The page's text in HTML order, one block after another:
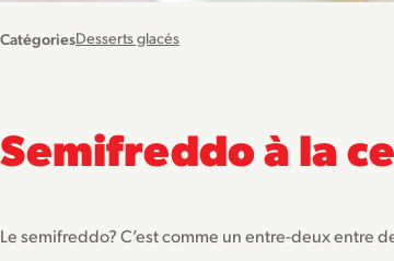
CatégoriesDesserts glacés
Semifreddo à la
Le semifreddo? C’est comme un entre-deux entre